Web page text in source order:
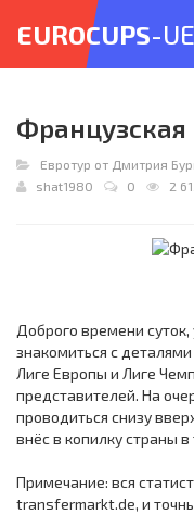
EUROCUPS-
Французская
Евротур от Дмитрия
shat1980
0 2
Доброго времени
знакомиться с
Лиге Европы и Лиге
представителей. На
проводиться снизу
внёс в копилку страны
Примечание: вся
transfermarkt.de, и